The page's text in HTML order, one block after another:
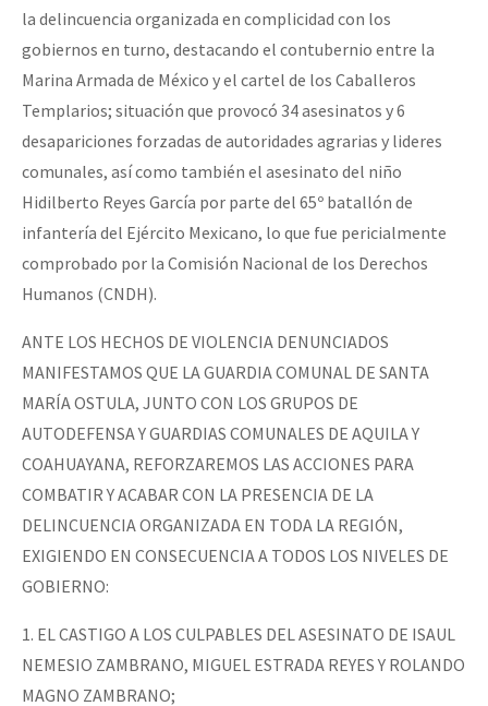
la delincuencia organizada en complicidad con los
gobiernos en turno, destacando el contubernio entre la
Marina Armada de México y el cartel de los Caballeros
Templarios; situación que provocó 34 asesinatos y 6
desapariciones forzadas de autoridades agrarias y lideres
comunales, así como también el asesinato del niño
Hidilberto Reyes García por parte del 65º batallón de
infantería del Ejército Mexicano, lo que fue pericialmente
comprobado por la Comisión Nacional de los Derechos
Humanos (CNDH).
ANTE LOS HECHOS DE VIOLENCIA DENUNCIADOS
MANIFESTAMOS QUE LA GUARDIA COMUNAL DE SANTA
MARÍA OSTULA, JUNTO CON LOS GRUPOS DE
AUTODEFENSA Y GUARDIAS COMUNALES DE AQUILA Y
COAHUAYANA, REFORZAREMOS LAS ACCIONES PARA
COMBATIR Y ACABAR CON LA PRESENCIA DE LA
DELINCUENCIA ORGANIZADA EN TODA LA REGIÓN,
EXIGIENDO EN CONSECUENCIA A TODOS LOS NIVELES DE
GOBIERNO:
1. EL CASTIGO A LOS CULPABLES DEL ASESINATO DE ISAUL
NEMESIO ZAMBRANO, MIGUEL ESTRADA REYES Y ROLANDO
MAGNO ZAMBRANO;